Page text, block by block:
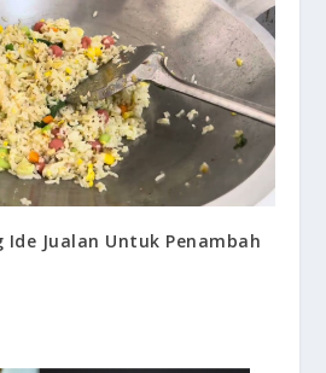
Ide Jualan Untuk Penambah